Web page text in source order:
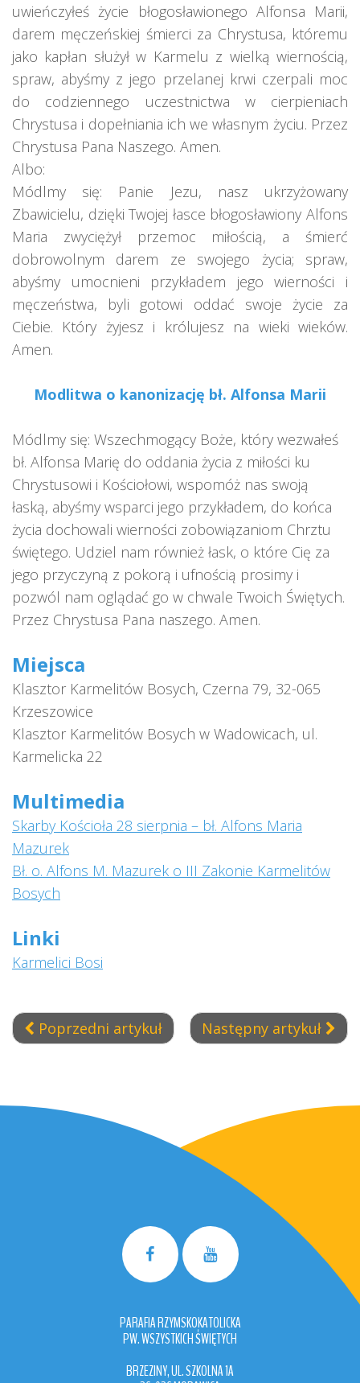
uwieńczyłeś życie błogosławionego Alfonsa Marii,
darem męczeńskiej śmierci za Chrystusa, któremu
jako kapłan służył w Karmelu z wielką wiernością,
spraw, abyśmy z jego przelanej krwi czerpali moc
do codziennego uczestnictwa w cierpieniach
Chrystusa i dopełniania ich we własnym życiu. Przez
Chrystusa Pana Naszego. Amen.
Albo:
Módlmy się: Panie Jezu, nasz ukrzyżowany
Zbawicielu, dzięki Twojej łasce błogosławiony Alfons
Maria zwyciężył przemoc miłością, a śmierć
dobrowolnym darem ze swojego życia; spraw,
abyśmy umocnieni przykładem jego wierności i
męczeństwa, byli gotowi oddać swoje życie za
Ciebie. Który żyjesz i królujesz na wieki wieków.
Amen.
Modlitwa o kanonizację bł. Alfonsa Marii
Módlmy się: Wszechmogący Boże, który wezwałeś
bł. Alfonsa Marię do oddania życia z miłości ku
Chrystusowi i Kościołowi, wspomóż nas swoją
łaską, abyśmy wsparci jego przykładem, do końca
życia dochowali wierności zobowiązaniom Chrztu
świętego. Udziel nam również łask, o które Cię za
jego przyczyną z pokorą i ufnością prosimy i
pozwól nam oglądać go w chwale Twoich Świętych.
Przez Chrystusa Pana naszego. Amen.
Miejsca
Klasztor Karmelitów Bosych, Czerna 79, 32-065
Krzeszowice
Klasztor Karmelitów Bosych w Wadowicach, ul.
Karmelicka 22
Multimedia
Skarby Kościoła 28 sierpnia – bł. Alfons Maria
Mazurek
Bł. o. Alfons M. Mazurek o III Zakonie Karmelitów
Bosych
Linki
Karmelici Bosi
Poprzedni artykuł Następny artykuł
PARAFIA RZYMSKOKATOLICKA
PW. WSZYSTKICH ŚWIĘTYCH
BRZEZINY, UL. SZKOLNA 1A